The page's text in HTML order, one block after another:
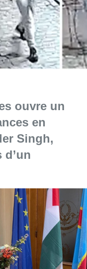
ouvre un
en
Singh,
d’un